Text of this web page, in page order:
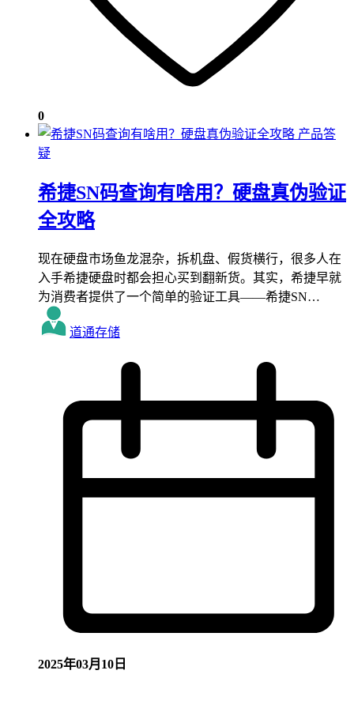
0
产品答
疑
希捷SN码查询有啥用？硬盘真伪验证
全攻略
现在硬盘市场鱼龙混杂，拆机盘、假货横行，很多人在
入手希捷硬盘时都会担心买到翻新货。其实，希捷早就
为消费者提供了一个简单的验证工具——希捷SN…
道通存储
2025年03月10日